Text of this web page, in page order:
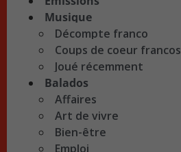
Musique
Décompte franco
Coups de coeur francos
Joué récemment
Balados
Affaires
Art de vivre
Bien-être
Emploi